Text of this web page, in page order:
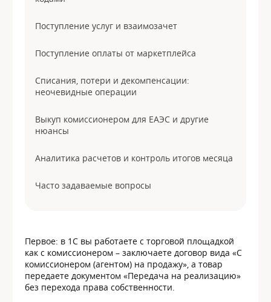
Поступление услуг и взаимозачет
Поступление оплаты от маркетплейса
Списания, потери и декомпенсации:
неочевидные операции
Выкуп комиссионером для ЕАЭС и другие
нюансы
Аналитика расчетов и контроль итогов месяца
Часто задаваемые вопросы
Первое: в 1С вы работаете с торговой площадкой
как с комиссионером – заключаете договор вида «С
комиссионером (агентом) на продажу», а товар
передаете документом «Передача на реализацию»
без перехода права собственности.